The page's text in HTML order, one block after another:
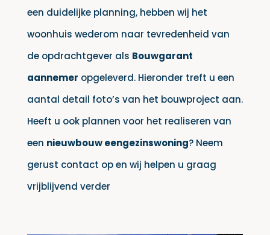
een duidelijke planning, hebben wij het
woonhuis wederom naar tevredenheid van
de opdrachtgever als Bouwgarant
aannemer opgeleverd. Hieronder treft u een
aantal detail foto’s van het bouwproject aan.
Heeft u ook plannen voor het realiseren van
een nieuwbouw eengezinswoning? Neem
gerust contact op en wij helpen u graag
vrijblijvend verder